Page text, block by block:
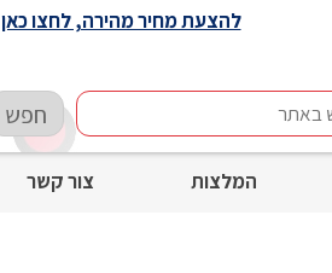
המלצות צור קשר
חפש
להצעת מחיר מהירה, לחצו כאן